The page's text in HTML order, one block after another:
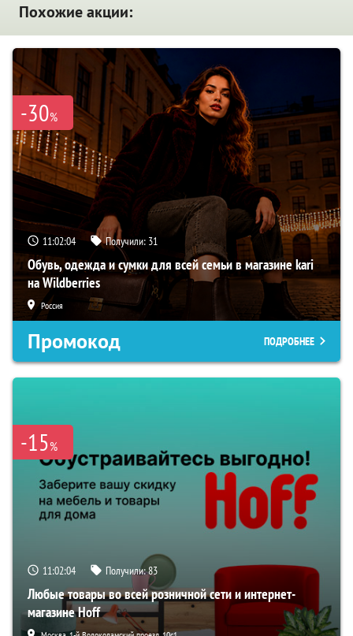
Похожие акции:
-30%
11:02:02 Получили: 31
Обувь, одежда и сумки для всей семьи в магазине kari
на Wildberries
Россия
Промокод ПОДРОБНЕЕ
-15%
11:02:02 Получили:83
Любые товары во всей розничной сети и интернет-
магазине Hoff